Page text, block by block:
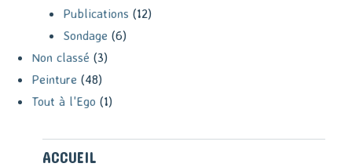
Publications (12)
Sondage (6)
Non classé (3)
Peinture (48)
Tout à l'Ego (1)
ACCUEIL